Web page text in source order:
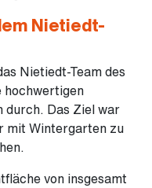
Nietiedt-
Nietiedt-Team des
hochwertigen
durch. Das Ziel war
mit Wintergarten zu
von insgesamt